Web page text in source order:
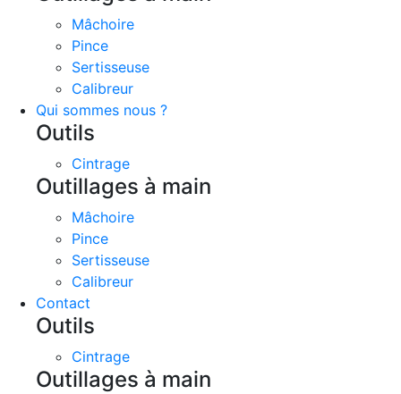
Mâchoire
Pince
Sertisseuse
Calibreur
Qui sommes nous ?
Outils
Cintrage
Outillages à main
Mâchoire
Pince
Sertisseuse
Calibreur
Contact
Outils
Cintrage
Outillages à main